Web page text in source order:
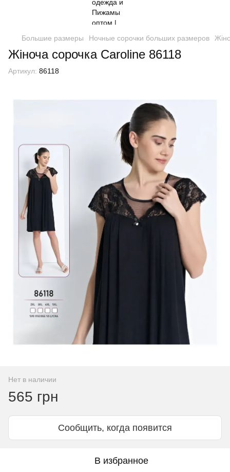
Большие размеры Ночные сорочки больших размеров
Жіноча сорочка Caroline 86118
Артикул: 86118
Нет в наличии
565 грн
Сообщить, когда появится
В избранное